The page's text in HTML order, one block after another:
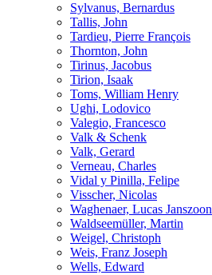
Sylvanus, Bernardus
Tallis, John
Tardieu, Pierre François
Thornton, John
Tirinus, Jacobus
Tirion, Isaak
Toms, William Henry
Ughi, Lodovico
Valegio, Francesco
Valk & Schenk
Valk, Gerard
Verneau, Charles
Vidal y Pinilla, Felipe
Visscher, Nicolas
Waghenaer, Lucas Janszoon
Waldseemüller, Martin
Weigel, Christoph
Weis, Franz Joseph
Wells, Edward